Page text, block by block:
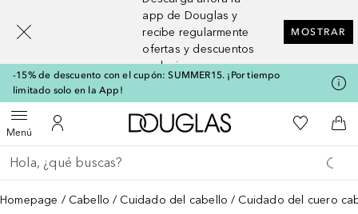
app de Douglas y
recibe regularmente
ofertas y descuentos
exclusivos
MOSTRAR
-15% de descuento con el cupón: SUMMER15. ¡Por tiempo
limitado solo en la App!
MenúAbrir menúMi cuenta
A Douglas HomeMi lista de
A
Regresar
Ejecutar búsqueda
Homepage Cabello Cuidado del cabello Cuidado del cuero
[navigation.slideout.screenreader]